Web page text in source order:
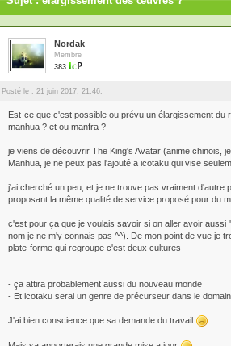
Nordak
Membre
383
Posté le : 21 juin 2017, 21:46.
Est-ce que c'est possible ou prévu un élargissement du
manhua ? et ou manfra ?
je viens de découvrir The King's Avatar (anime chinois,
Manhua, je ne peux pas l'ajouté a icotaku qui vise
j'ai cherché un peu, et je ne trouve pas vraiment d'autre
proposant la même qualité de service proposé pour du
c'est pour ça que je voulais savoir si on aller avoir aussi
nom je ne m'y connais pas ^^). De mon point de vue je
plate-forme qui regroupe c'est deux cultures
- ça attira probablement aussi du nouveau monde
- Et icotaku serai un genre de précurseur dans le
J'ai bien conscience que sa demande du travail